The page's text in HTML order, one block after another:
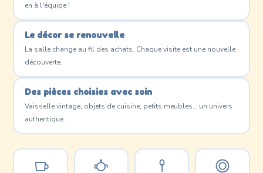
en à l'équipe !
Le décor se renouvelle
La salle change au fil des achats. Chaque visite est une nouvelle
découverte.
Des pièces choisies avec soin
Vaisselle vintage, objets de cuisine, petits meubles… un univers
authentique.